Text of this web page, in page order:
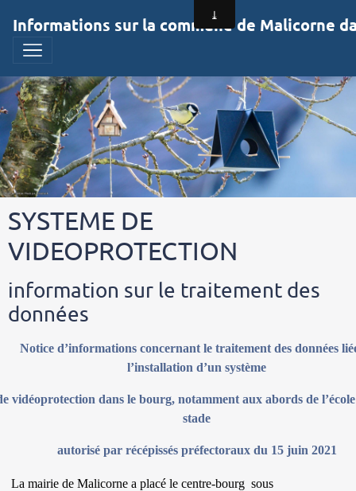
Informations sur la commune de Malicorne
SYSTEME DE
VIDEOPROTECTION
information sur le traitement des
données
Notice d’informations concernant le traitement des données
l’installation d’un système
vidéoprotection dans le bourg, notamment aux abords de
stade
autorisé par récépissés préfectoraux du 15 juin 2021
La mairie de Malicorne a placé le centre-bourg sous